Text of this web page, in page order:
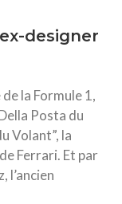
designer
la Formule 1,
Posta du
Volant”, la
Ferrari. Et par
l’ancien